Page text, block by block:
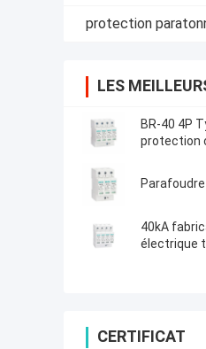
protection
LES
BR-40 4P
protection
40kA
électrique
CERTIFICAT